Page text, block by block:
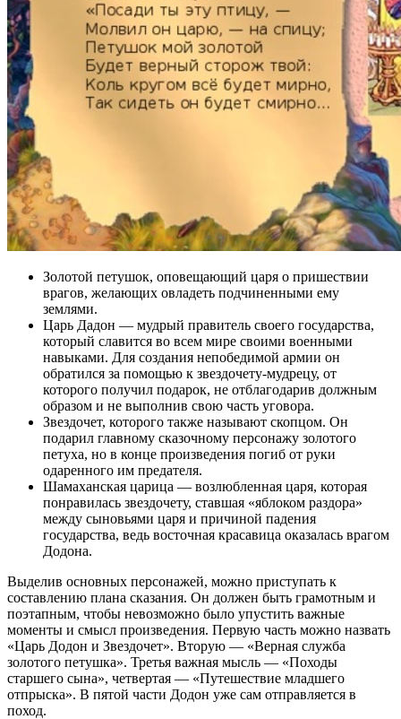
Золотой петушок, оповещающий царя о пришествии
врагов, желающих овладеть подчиненными ему
землями.
Царь Дадон — мудрый правитель своего государства,
который славится во всем мире своими военными
навыками. Для создания непобедимой армии он
обратился за помощью к звездочету-мудрецу, от
которого получил подарок, не отблагодарив должным
образом и не выполнив свою часть уговора.
Звездочет, которого также называют скопцом. Он
подарил главному сказочному персонажу золотого
петуха, но в конце произведения погиб от руки
одаренного им предателя.
Шамаханская царица — возлюбленная царя, которая
понравилась звездочету, ставшая «яблоком раздора»
между сыновьями царя и причиной падения
государства, ведь восточная красавица оказалась врагом
Додона.
Выделив основных персонажей, можно приступать к
составлению плана сказания. Он должен быть грамотным и
поэтапным, чтобы невозможно было упустить важные
моменты и смысл произведения. Первую часть можно назвать
«Царь Додон и Звездочет». Вторую — «Верная служба
золотого петушка». Третья важная мысль — «Походы
старшего сына», четвертая — «Путешествие младшего
отпрыска». В пятой части Додон уже сам отправляется в
поход.